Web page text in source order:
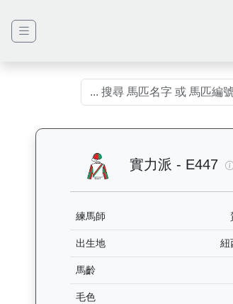
實力派 - E447
練馬師
出生地 紐
馬齡
毛色